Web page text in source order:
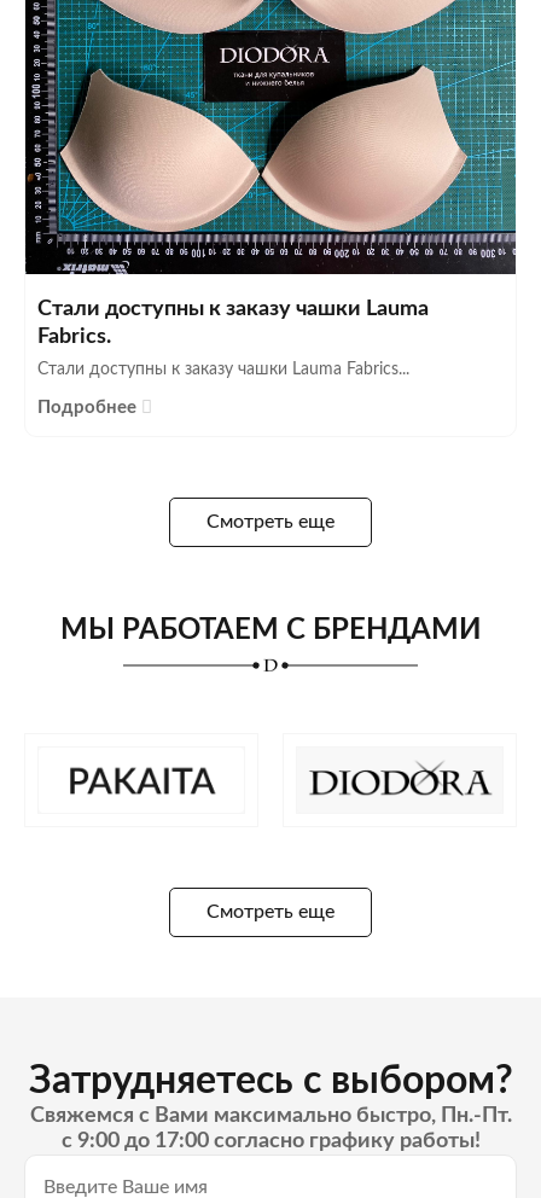
Стали доступны к заказу чашки Lauma
Fabrics.
Стали доступны к заказу чашки Lauma Fabrics...
Подробнее
Смотреть еще
МЫ РАБОТАЕМ С БРЕНДАМИ
Смотреть еще
Затрудняетесь с выбором?
Свяжемся с Вами максимально быстро, Пн.-Пт.
с 9:00 до 17:00 согласно графику работы!